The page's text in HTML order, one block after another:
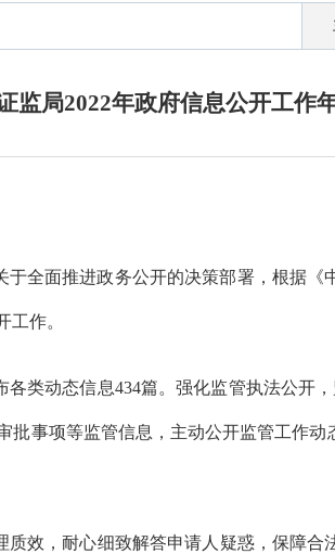
监局2022年政府信息公开工作
全面推进政务公开的决策部署，根据
作。
各类动态信息434篇。强化监管执法公开
批事项等监管信息，主动公开监管工作
质效，耐心细致解答申请人疑惑，保障合